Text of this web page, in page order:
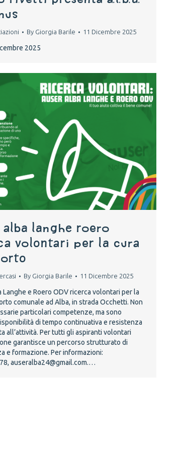
By Giorgia Barile 11 Dicembre 2025
2025
ALBA LANGHE ROERO
VOLONTARI PER LA CURA
By Giorgia Barile 11 Dicembre 2025
Langhe e Roero ODV ricerca volontari per la
comunale ad Alba, in strada Occhetti. Non
particolari competenze, ma sono
di tempo continuativa e resistenza
all’attività. Per tutti gli aspiranti volontari
garantisce un percorso strutturato di
e formazione. Per informazioni:
auseralba24@gmail.com.…